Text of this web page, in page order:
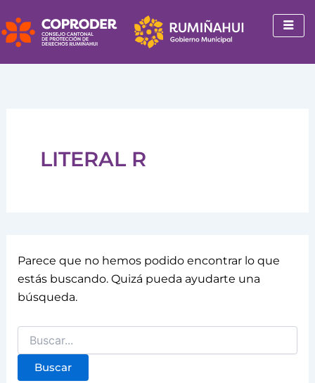
al
contenido
LITERAL R
Parece que no hemos podido encontrar lo que
estás buscando. Quizá pueda ayudarte una
búsqueda.
por: